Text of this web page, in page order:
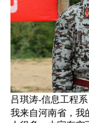
吕琪涛-信息工程系
我来自河南省，我